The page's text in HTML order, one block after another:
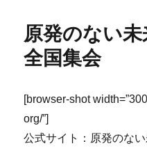
原発のない
全国集会
[browser-shot
org/”]
公式サイト：原発のな